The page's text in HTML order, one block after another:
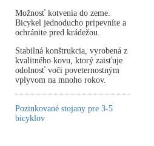
Možnosť kotvenia do zeme.
Bicykel jednoducho pripevníte a
ochránite pred krádežou.
Stabilná konštrukcia, vyrobená z
kvalitného kovu, ktorý zaisťuje
odolnosť voči poveternostným
vplyvom na mnoho rokov.
Pozinkované stojany pre 3-5
bicyklov